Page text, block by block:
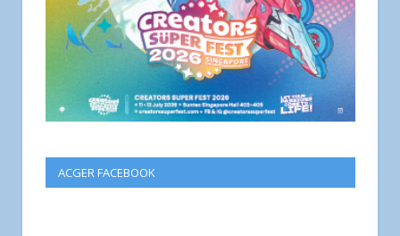
ACGER FACEBOOK